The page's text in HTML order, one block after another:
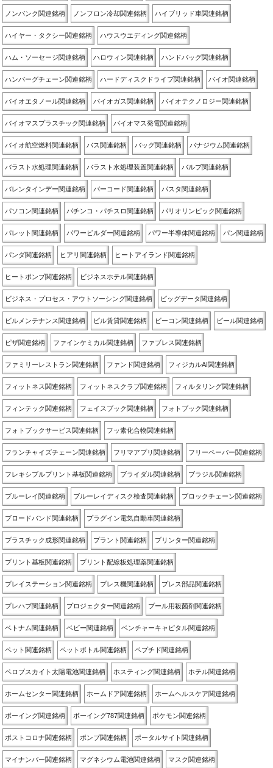
ノンバンク関連銘柄 ノンフロン冷却関連銘柄 ハイブリッド車関連銘柄
ハイヤー・タクシー関連銘柄 ハウスウエディング関連銘柄
ハム・ソーセージ関連銘柄 ハロウィン関連銘柄 ハンドバッグ関連銘柄
ハンバーグチェーン関連銘柄 ハードディスクドライブ関連銘柄 バイオ関連銘柄
バイオエタノール関連銘柄 バイオガス関連銘柄 バイオテクノロジー関連銘柄
バイオマスプラスチック関連銘柄 バイオマス発電関連銘柄
バイオ航空燃料関連銘柄 バス関連銘柄 バッグ関連銘柄 バナジウム関連銘柄
バラスト水処理関連銘柄 バラスト水処理装置関連銘柄 バルブ関連銘柄
バレンタインデー関連銘柄 バーコード関連銘柄 パスタ関連銘柄
パソコン関連銘柄 パチンコ・パチスロ関連銘柄 パリオリンピック関連銘柄
パレット関連銘柄 パワービルダー関連銘柄 パワー半導体関連銘柄 パン関連銘柄
パンダ関連銘柄 ヒアリ関連銘柄 ヒートアイランド関連銘柄
ヒートポンプ関連銘柄 ビジネスホテル関連銘柄
ビジネス・プロセス・アウトソーシング関連銘柄 ビッグデータ関連銘柄
ビルメンテナンス関連銘柄 ビル賃貸関連銘柄 ビーコン関連銘柄 ビール関連銘柄
ピザ関連銘柄 ファインケミカル関連銘柄 ファブレス関連銘柄
ファミリーレストラン関連銘柄 ファンド関連銘柄 フィジカルAI関連銘柄
フィットネス関連銘柄 フィットネスクラブ関連銘柄 フィルタリング関連銘柄
フィンテック関連銘柄 フェイスブック関連銘柄 フォトブック関連銘柄
フォトブックサービス関連銘柄 フッ素化合物関連銘柄
フランチャイズチェーン関連銘柄 フリマアプリ関連銘柄 フリーペーパー関連銘柄
フレキシブルプリント基板関連銘柄 ブライダル関連銘柄 ブラジル関連銘柄
ブルーレイ関連銘柄 ブルーレイディスク検査関連銘柄 ブロックチェーン関連銘柄
ブロードバンド関連銘柄 プラグイン電気自動車関連銘柄
プラスチック成形関連銘柄 プラント関連銘柄 プリンター関連銘柄
プリント基板関連銘柄 プリント配線板処理薬関連銘柄
プレイステーション関連銘柄 プレス機関連銘柄 プレス部品関連銘柄
プレハブ関連銘柄 プロジェクター関連銘柄 プール用殺菌剤関連銘柄
ベトナム関連銘柄 ベビー関連銘柄 ベンチャーキャピタル関連銘柄
ペット関連銘柄 ペットボトル関連銘柄 ペプチド関連銘柄
ペロブスカイト太陽電池関連銘柄 ホスティング関連銘柄 ホテル関連銘柄
ホームセンター関連銘柄 ホームドア関連銘柄 ホームヘルスケア関連銘柄
ボーイング関連銘柄 ボーイング787関連銘柄 ポケモン関連銘柄
ポストコロナ関連銘柄 ポンプ関連銘柄 ポータルサイト関連銘柄
マイナンバー関連銘柄 マグネシウム電池関連銘柄 マスク関連銘柄